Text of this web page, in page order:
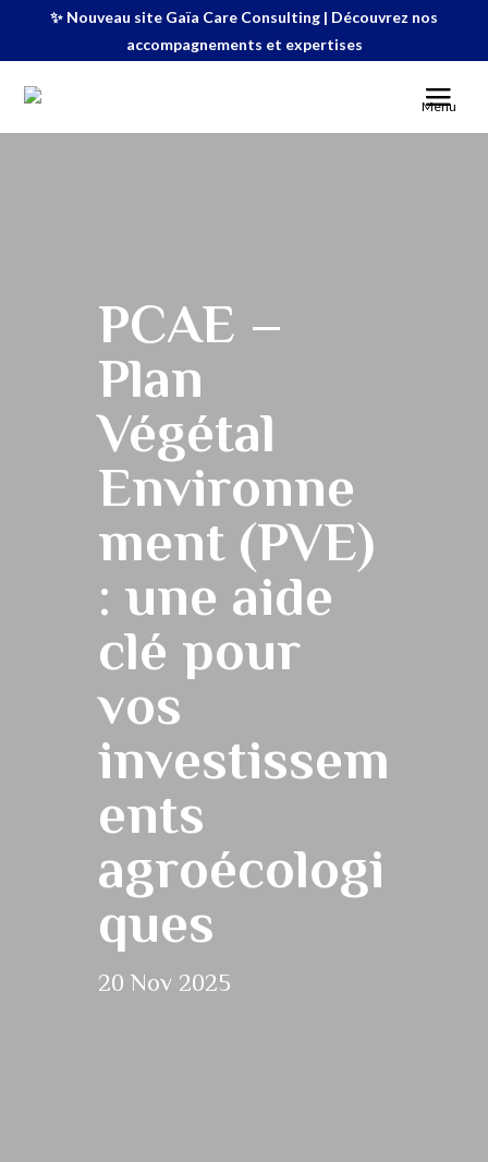
✨ Nouveau site Gaïa Care Consulting | Découvrez nos
accompagnements et expertises
Menu
PCAE –
Plan
Végétal
Environne
ment (PVE)
: une aide
clé pour
vos
investissem
ents
agroécologi
ques
20 Nov 2025